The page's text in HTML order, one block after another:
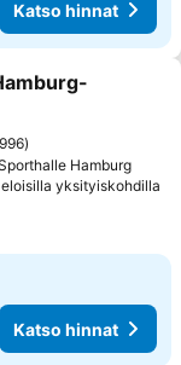
Katso hinnat
Hamburg
yksityiskohdilla
Katso hinnat